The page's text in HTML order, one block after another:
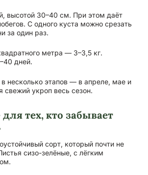
высотой 30–40 см. При этом даёт
С одного куста можно срезать
за один раз.
метра — 3–3,5 кг.
дней.
несколько этапов — в апреле, мае и
свежий укроп весь сезон.
тех, кто забывает
сорт, который почти не
сизо-зелёные, с лёгким